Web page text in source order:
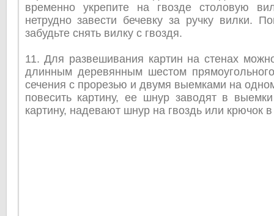
временно укрепите на гвозде столовую
нетрудно завести бечевку за ручку вилки.
забудьте снять вилку с гвоздя.
11. Для развешивания картин на стенах
длинным деревянным шестом
сечения с прорезью и двумя выемками на
повесить картину, ее шнур заводят в
картину, надевают шнур на гвоздь или крючок в